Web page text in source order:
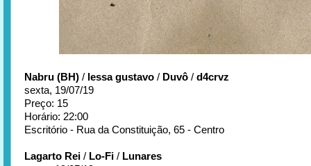
Nabru (BH) / lessa gustavo / Duvô / d4crvz
sexta, 19/07/19
Preço: 15
Horário: 22:00
Escritório - Rua da Constituição, 65 - Centro
Lagarto Rei / Lo-Fi / Lunares